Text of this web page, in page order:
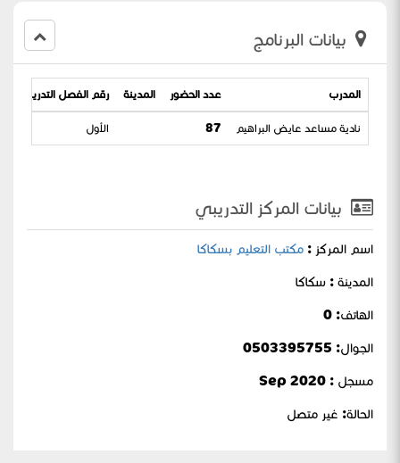
بيانات البرنامج
المدرب عدد الحضور المدينة رقم الفصل التدريبي
نادية مساعد عايض البراهيم 87 الأول
بيانات المركز التدريبي
اسم المركز : مكتب التعليم بسكاكا
المدينة : سكاكا
الهاتف: 0
الجوال:
مسجل : Sep 2020
الحالة: غير متصل